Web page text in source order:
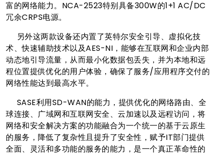
富的网络能力。NCA-2523特别具备300W的1+1 AC/DC
冗余CRPS电源。
另外这两款设备还内置了英特尔安全引导、虚拟化技
术、快速辅助技术以及AES-NI，能够在互联网和企业内部
动态地引导流量，从而最小化数据包丢失，并为本地和远
程位置提供优化的用户体验，确保了服务/应用程序交付的
网络性能达到最高水平。
SASE利用SD-WAN的能力，提供优化的网络路由、全
球连接、广域网和互联网安全、云加速以及远程访问，将
网络和安全解决方案的功能融合为一个统一的基于云原生
的服务，降低了复杂性且提升了安全性，赋予IT部门提供
全面、灵活和多功能的服务的能力，是一个真正革命性的